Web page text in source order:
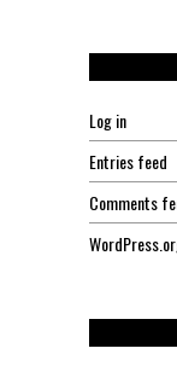
Log in
Entries feed
Comments